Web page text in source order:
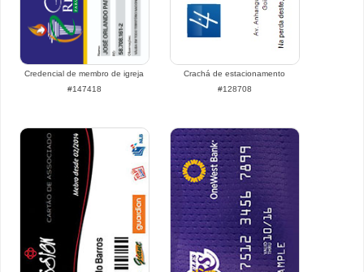
Credencial de membro de igreja
#147418
Crachá de estacionamento
#128708